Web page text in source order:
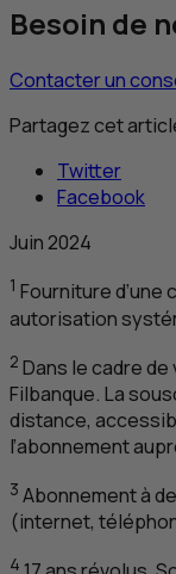
Besoin de
Contacter un
Partagez cet
Twitter
Facebook
Juin 2024
1 Fourniture
autorisation
2 Dans le cadre
Filbanque. La
distance,
l’abonnement
3 Abonnement à
(internet,
4